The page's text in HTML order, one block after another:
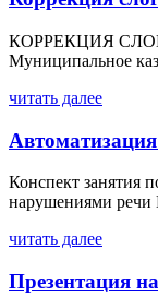
КОРРЕКЦИЯ
Муниципальное
читать далее
Конспект занятия
нарушениями речи
читать далее
Презентация